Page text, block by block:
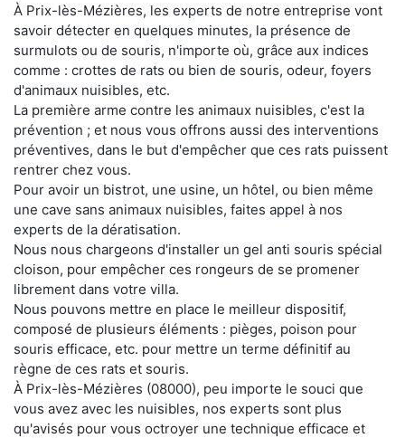
À Prix-lès-Mézières, les experts de notre entreprise vont
savoir détecter en quelques minutes, la présence de
surmulots ou de souris, n'importe où, grâce aux indices
comme : crottes de rats ou bien de souris, odeur, foyers
d'animaux nuisibles, etc.
La première arme contre les animaux nuisibles, c'est la
prévention ; et nous vous offrons aussi des interventions
préventives, dans le but d'empêcher que ces rats puissent
rentrer chez vous.
Pour avoir un bistrot, une usine, un hôtel, ou bien même
une cave sans animaux nuisibles, faites appel à nos
experts de la dératisation.
Nous nous chargeons d'installer un gel anti souris spécial
cloison, pour empêcher ces rongeurs de se promener
librement dans votre villa.
Nous pouvons mettre en place le meilleur dispositif,
composé de plusieurs éléments : pièges, poison pour
souris efficace, etc. pour mettre un terme définitif au
règne de ces rats et souris.
À Prix-lès-Mézières (08000), peu importe le souci que
vous avez avec les nuisibles, nos experts sont plus
qu'avisés pour vous octroyer une technique efficace et